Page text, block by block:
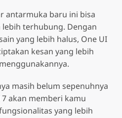
antarmuka baru ini bisa
terhubung. Dengan
yang lebih halus, One UI
kesan yang lebih
masih belum sepenuhnya
akan memberi kamu
yang lebih